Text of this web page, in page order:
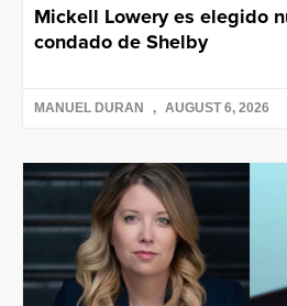
Mickell Lowery es elegido
condado de Shelby
MANUEL DURAN AUGUST 6, 2026